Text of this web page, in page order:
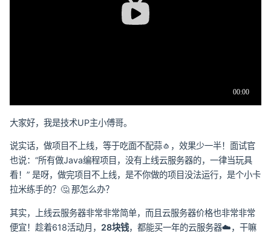
大家好，我是技术UP主小傅哥。
说实话，做项目不上线，等于吃面不配蒜🧄，效果少一半！面试官
也说：“所有做Java编程项目，没有上线云服务器的，一律当玩具
看！” 是呀，做完项目不上线，是不你做的项目没法运行，是个小卡
拉米练手的？🤔 那怎么办？
其实，上线云服务器非常非常简单，而且云服务器价格也非常非常
便宜！趁着618活动月， 28块钱，都能买一年的云服务器☁️，干嘛